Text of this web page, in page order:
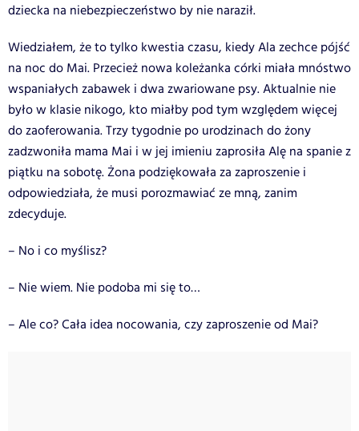
dziecka na niebezpieczeństwo by nie naraził.
Wiedziałem, że to tylko kwestia czasu, kiedy Ala zechce pójść
na noc do Mai. Przecież nowa koleżanka córki miała mnóstwo
wspaniałych zabawek i dwa zwariowane psy. Aktualnie nie
było w klasie nikogo, kto miałby pod tym względem więcej
do zaoferowania. Trzy tygodnie po urodzinach do żony
zadzwoniła mama Mai i w jej imieniu zaprosiła Alę na spanie z
piątku na sobotę. Żona podziękowała za zaproszenie i
odpowiedziała, że musi porozmawiać ze mną, zanim
zdecyduje.
– No i co myślisz?
– Nie wiem. Nie podoba mi się to…
– Ale co? Cała idea nocowania, czy zaproszenie od Mai?